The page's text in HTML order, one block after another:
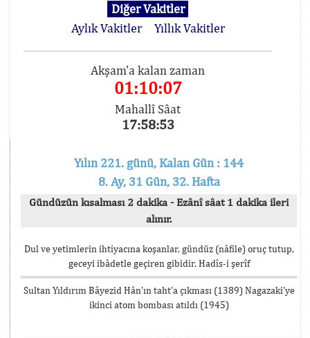
Diğer Vakitler
Aylık Vakitler
Yıllık Vakitler
Akşam'a kalan zaman
01:10:06
Mahallî Sâat
17:58:54
Yılın 221. günü, Kalan Gün : 144
8. Ay, 31 Gün, 32. Hafta
Gündüzün kısalması 2 dakika - Ezânî sâat 1 dakika ileri
alınır.
Dul ve yetimlerin ihtiyacına koşanlar, gündüz (nâfile) oruç tutup,
geceyi ibâdetle geçiren gibidir. Hadîs-i şerîf
Sultan Yıldırım Bâyezid Hân’ın taht’a çıkması (1389) Nagazaki’ye
ikinci atom bombası atıldı (1945)